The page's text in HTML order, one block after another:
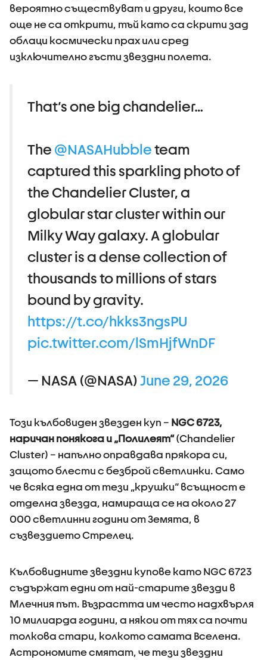
вероятно съществуват и други, които все
още не са открити, тъй като са скрити зад
облаци космически прах или сред
изключително гъсти звездни полета.
That’s one big chandelier…
The @NASAHubbleteam
captured this sparkling photo of
the Chandelier Cluster, a
globular star cluster within our
Milky Way galaxy. A globular
cluster is a dense collection of
thousands to millions of stars
bound by gravity.
https://t.co/hkks3ngsPU
pic.twitter.com/lSmHjfWnDF
— NASA (@NASA)June 29, 2026
Този кълбовиден звезден куп – NGC 6723,
наричан понякога и „Полилеят“(Chandelier
Cluster) – напълно оправдава прякора си,
защото блести с безброй светлинки. Само
че всяка една от тези „крушки“ всъщност е
отделна звезда, намираща се на около 27
000 светлинни години от Земята, в
съзвездието Стрелец.
Кълбовидните звездни купове като NGC 6723
съдържат едни от най-старите звезди в
Млечния път. Възрастта им често надхвърля
10 милиарда години, а някои от тях са почти
толкова стари, колкото самата Вселена.
Астрономите смятат, че тези звездни